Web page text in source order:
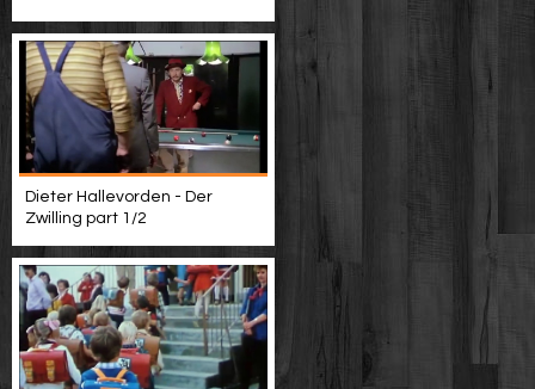
Dieter Hallevorden - Der
Zwilling part 1/2